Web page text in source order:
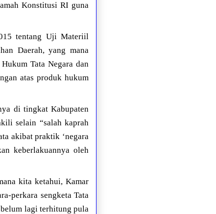
Konstitusi RI guna
tentang Uji Materiil
Daerah, yang mana
Tata Negara dan
atas produk hukum
di tingkat Kabupaten
selain “salah kaprah
akibat praktik ‘negara
keberlakuannya oleh
kita ketahui, Kamar
perkara sengketa Tata
lagi terhitung pula